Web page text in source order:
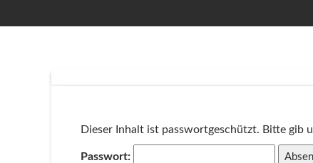
Dieser Inhalt ist passwortgeschützt. Bitte gib
Passwort: